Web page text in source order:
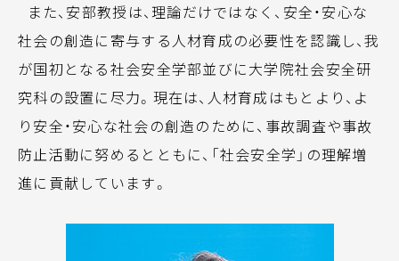
また、安部教授は、理論だけではなく、安全・安心な
社会の創造に寄与する人材育成の必要性を認識し、我
が国初となる社会安全学部並びに大学院社会安全研
究科の設置に尽力。現在は、人材育成はもとより、よ
り安全・安心な社会の創造のために、事故調査や事故
防止活動に努めるとともに、「社会安全学」の理解増
進に貢献しています。